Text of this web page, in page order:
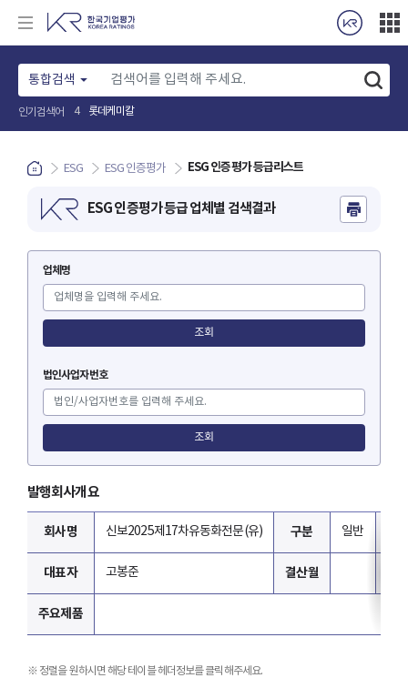
통합검색
인기검색어 4 롯데케미칼
ESG ESG 인증평가 ESG 인증평가 등급리스트
ESG 인증평가 등급 업체별 검색결과
업체명
조회
법인사업자번호
조회
발행회사개요
회사명 신보2025제17차유동화전문(유) 구분 일반
대표자 고봉준 결산월
주요제품
정렬을 원하시면 해당 테이블 헤더정보를 클릭해주세요.